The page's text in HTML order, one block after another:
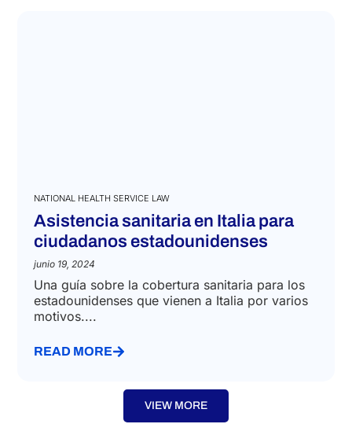
NATIONAL HEALTH SERVICE LAW
Asistencia sanitaria en Italia para
ciudadanos estadounidenses
junio 19, 2024
Una guía sobre la cobertura sanitaria para los
estadounidenses que vienen a Italia por varios
motivos....
READ MORE
VIEW MORE